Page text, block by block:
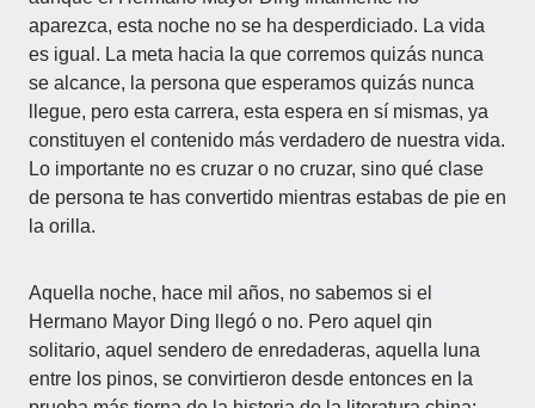
aparezca, esta noche no se ha desperdiciado. La vida
es igual. La meta hacia la que corremos quizás nunca
se alcance, la persona que esperamos quizás nunca
llegue, pero esta carrera, esta espera en sí mismas, ya
constituyen el contenido más verdadero de nuestra vida.
Lo importante no es cruzar o no cruzar, sino qué clase
de persona te has convertido mientras estabas de pie en
la orilla.
Aquella noche, hace mil años, no sabemos si el
Hermano Mayor Ding llegó o no. Pero aquel qin
solitario, aquel sendero de enredaderas, aquella luna
entre los pinos, se convirtieron desde entonces en la